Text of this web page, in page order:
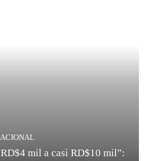
mil a casi RD$10 mil”: